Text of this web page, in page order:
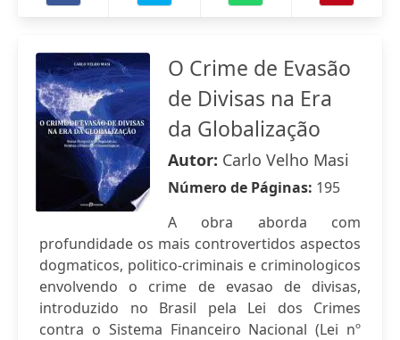
O Crime de Evasão
de Divisas na Era
da Globalização
Autor: Carlo Velho Masi
Número de Páginas: 195
A obra aborda com
profundidade os mais controvertidos aspectos
dogmaticos, politico-criminais e criminologicos
envolvendo o crime de evasao de divisas,
introduzido no Brasil pela Lei dos Crimes
contra o Sistema Financeiro Nacional (Lei nº